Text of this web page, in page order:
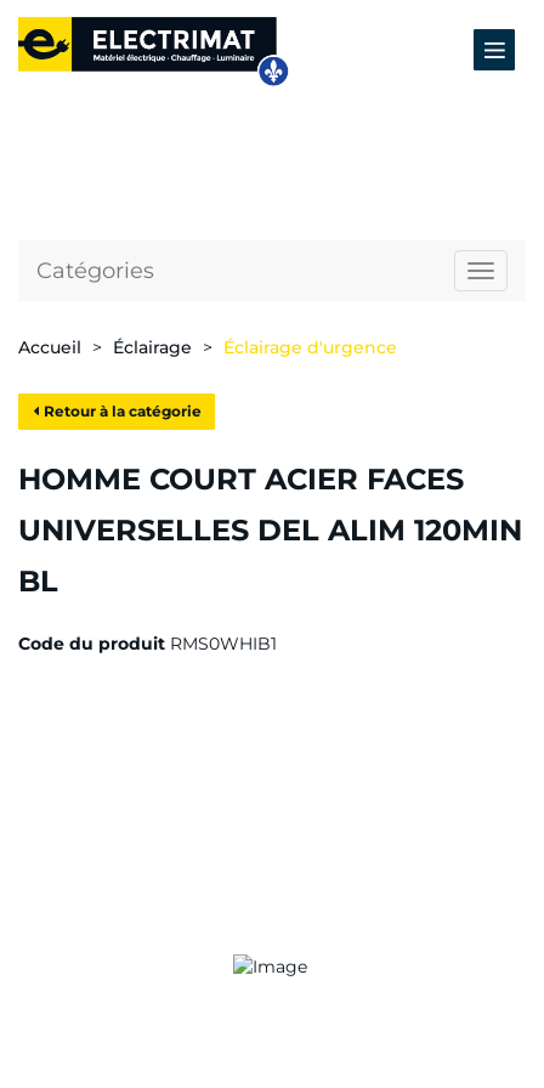
Catégories
Accueil Éclairage Éclairage d'urgence
Retour à la catégorie
HOMME COURT ACIER FACES
UNIVERSELLES DEL ALIM 120MIN
BL
Code du produit RMS0WHIB1